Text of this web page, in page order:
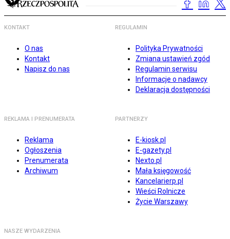
KONTAKT
O nas
Kontakt
Napisz do nas
REGULAMIN
Polityka Prywatności
Zmiana ustawień zgód
Regulamin serwisu
Informacje o nadawcy
Deklaracja dostępności
REKLAMA I PRENUMERATA
Reklama
Ogłoszenia
Prenumerata
Archiwum
PARTNERZY
E-kiosk.pl
E-gazety.pl
Nexto.pl
Mała księgowość
Kancelarierp.pl
Wieści Rolnicze
Życie Warszawy
NASZE WYDARZENIA